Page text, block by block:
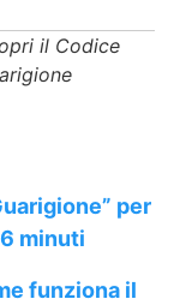
il Codice
per
minuti
funziona il